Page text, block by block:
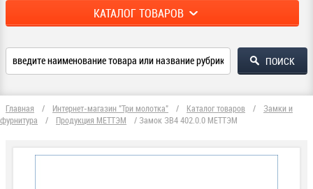
КАТАЛОГ ТОВАРОВ
Главная / Интернет-магазин "Три молотка" / Каталог товаров /
Замки и
фурнитура
/ Продукция МЕТТЭМ / Замок ЗВ4 402.0.0 МЕТТЭМ